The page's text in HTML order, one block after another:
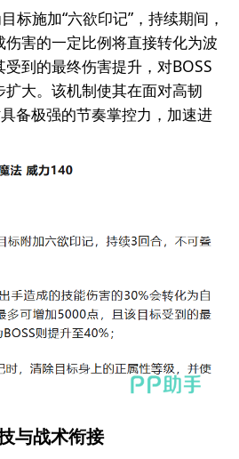
标施加“六欲印记”，持续期间，
害的一定比例将直接转化为波
到的最终伤害提升，对BOSS
大。该机制使其在面对高韧
备极强的节奏掌控力，加速进
与战术衔接